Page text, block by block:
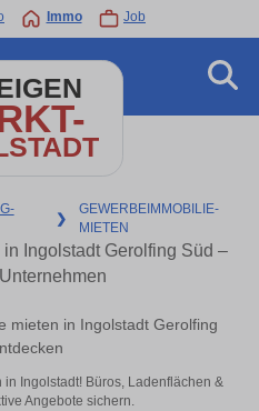
Immo Job
❯
GEWERBEIMMOBILIE-
MIETEN
Ingolstadt Gerolfing Süd –
mieten in Ingolstadt Gerolfing
Ingolstadt! Büros, Ladenflächen &
Angebote sichern.